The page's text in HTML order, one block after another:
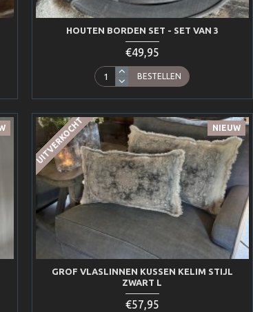
HOUTEN BORDEN SET - SET VAN 3
€49,95
BESTELLEN
NIEUW
UITVERKOCHT
GROF VLASLINNEN KUSSEN KELIM STIJL
ZWART L
€57,95